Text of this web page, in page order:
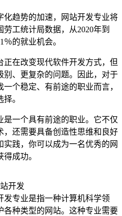
化趋势的加速，网站开发专业将
工统计局数据，从2020年到
的就业机会。
在改变现代软件开发方式，但
别、更复杂的问题。因此，对于
个稳定、有前途的职业而言，
。
一个具有前途的职业。它不仅
，还需要具备创造性思维和良好
践，你可以成为一名优秀的网
成功。
开发
专业是指一种计算机科学领
各种类型的网站。这种专业需要